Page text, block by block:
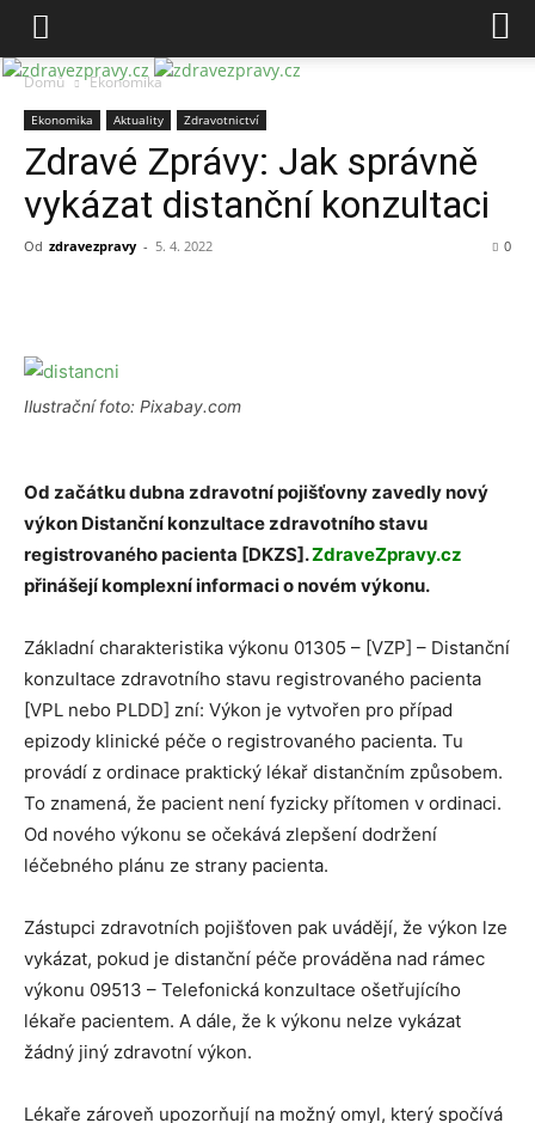
Domů Ekonomika
Ekonomika Aktuality Zdravotnictví
Zdravé Zprávy: Jak správně
vykázat distanční konzultaci
Od zdravezpravy - 5. 4. 2022 0
Ilustrační foto: Pixabay.com
Od začátku dubna zdravotní pojišťovny zavedly nový
výkon Distanční konzultace zdravotního stavu
registrovaného pacienta [DKZS].ZdraveZpravy.cz
přinášejí komplexní informaci o novém výkonu.
Základní charakteristika výkonu 01305 – [VZP] – Distanční
konzultace zdravotního stavu registrovaného pacienta
[VPL nebo PLDD] zní: Výkon je vytvořen pro případ
epizody klinické péče o registrovaného pacienta. Tu
provádí z ordinace praktický lékař distančním způsobem.
To znamená, že pacient není fyzicky přítomen v ordinaci.
Od nového výkonu se očekává zlepšení dodržení
léčebného plánu ze strany pacienta.
Zástupci zdravotních pojišťoven pak uvádějí, že výkon lze
vykázat, pokud je distanční péče prováděna nad rámec
výkonu 09513 – Telefonická konzultace ošetřujícího
lékaře pacientem. A dále, že k výkonu nelze vykázat
žádný jiný zdravotní výkon.
Lékaře zároveň upozorňují na možný omyl, který spočívá